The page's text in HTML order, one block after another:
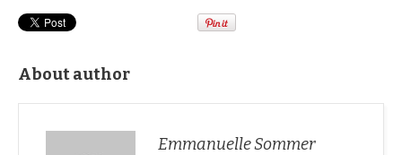
About author
Emmanuelle Sommer